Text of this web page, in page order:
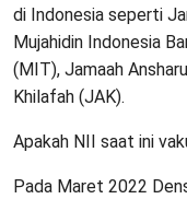
di Indonesia seperti
Mujahidin Indonesia
(MIT), Jamaah
Khilafah (JAK).
Apakah NII saat ini
Pada Maret 2022